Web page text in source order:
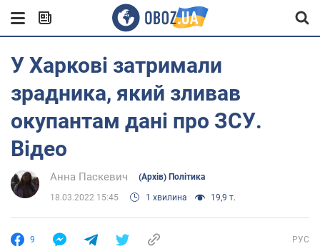
У Харкові затримали
зрадника, який зливав
окупантам дані про ЗСУ.
Відео
Анна Паскевич (Архів) Політика
18.03.2022 15:45 1 хвилина 19,9 т.
9 РУС